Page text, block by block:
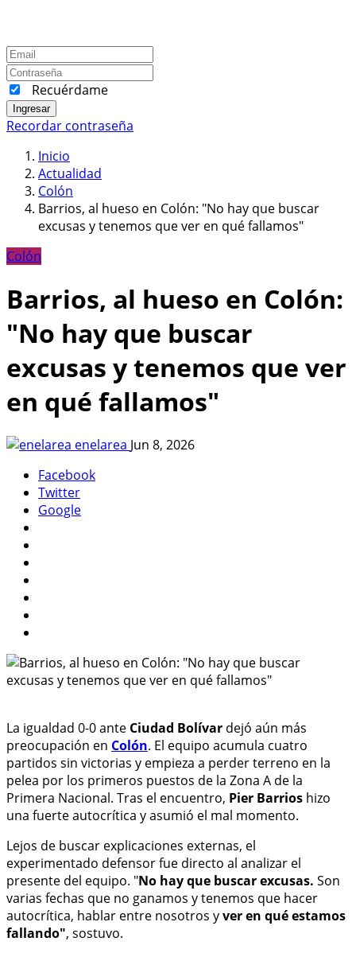
Recuérdame
Ingresar
Recordar contraseña
Inicio
Actualidad
Colón
Barrios, al hueso en Colón: "No hay que buscar
excusas y tenemos que ver en qué fallamos"
Colón
Barrios, al hueso en Colón:
"No hay que buscar
excusas y tenemos que ver
en qué fallamos"
enelarea Jun 8, 2026
Facebook
Twitter
Google
La igualdad 0-0 ante Ciudad Bolívar dejó aún más
preocupación en Colón. El equipo acumula cuatro
partidos sin victorias y empieza a perder terreno en la
pelea por los primeros puestos de la Zona A de la
Primera Nacional. Tras el encuentro, Pier Barrios hizo
una fuerte autocrítica y asumió el mal momento.
Lejos de buscar explicaciones externas, el
experimentado defensor fue directo al analizar el
presente del equipo. "No hay que buscar excusas. Son
varias fechas que no ganamos y tenemos que hacer
autocrítica, hablar entre nosotros yver en qué estamos
fallando", sostuvo.